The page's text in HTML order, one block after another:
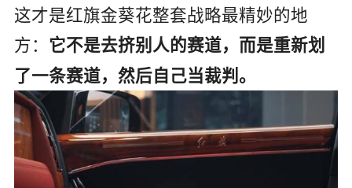
这才是红旗金葵花整套战略最精妙的地
方： 它不是去挤别人的赛道，而是重新划
了一条赛道，然后自己当裁判。